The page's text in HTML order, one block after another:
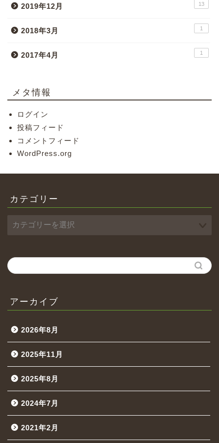
2019年12月 13
2018年3月 1
2017年4月 1
メタ情報
ログイン
投稿フィード
コメントフィード
WordPress.org
カテゴリー
アーカイブ
2026年8月
2025年11月
2025年8月
2024年7月
2021年2月